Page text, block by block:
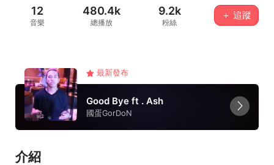
12
音樂
480.4k
總播放
9.2k
粉絲
＋ 追蹤
最新發布
Good Bye ft . Ash
國蛋GorDoN
介紹